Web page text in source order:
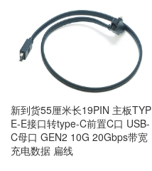
新到货55厘米长19PIN 主板TYP
E-E接口转type-C前置C口 USB-
C母口 GEN2 10G 20Gbps带宽
充电数据 扁线